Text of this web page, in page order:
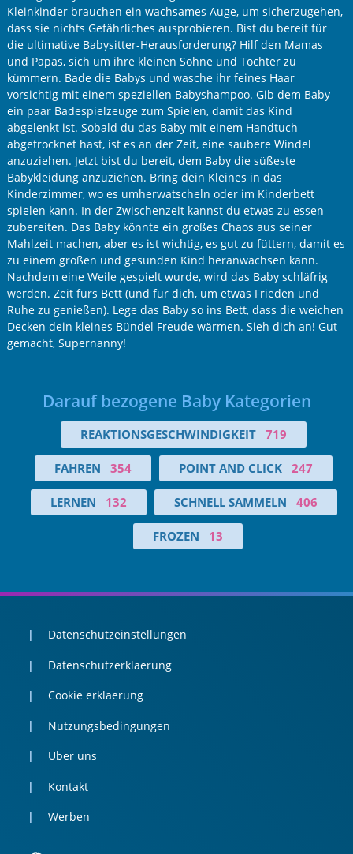
Kleinkinder brauchen ein wachsames Auge, um sicherzugehen,
dass sie nichts Gefährliches ausprobieren. Bist du bereit für
die ultimative Babysitter-Herausforderung? Hilf den Mamas
und Papas, sich um ihre kleinen Söhne und Töchter zu
kümmern. Bade die Babys und wasche ihr feines Haar
vorsichtig mit einem speziellen Babyshampoo. Gib dem Baby
ein paar Badespielzeuge zum Spielen, damit das Kind
abgelenkt ist. Sobald du das Baby mit einem Handtuch
abgetrocknet hast, ist es an der Zeit, eine saubere Windel
anzuziehen. Jetzt bist du bereit, dem Baby die süßeste
Babykleidung anzuziehen. Bring dein Kleines in das
Kinderzimmer, wo es umherwatscheln oder im Kinderbett
spielen kann. In der Zwischenzeit kannst du etwas zu essen
zubereiten. Das Baby könnte ein großes Chaos aus seiner
Mahlzeit machen, aber es ist wichtig, es gut zu füttern, damit es
zu einem großen und gesunden Kind heranwachsen kann.
Nachdem eine Weile gespielt wurde, wird das Baby schläfrig
werden. Zeit fürs Bett (und für dich, um etwas Frieden und
Ruhe zu genießen). Lege das Baby so ins Bett, dass die weichen
Decken dein kleines Bündel Freude wärmen. Sieh dich an! Gut
gemacht, Supernanny!
Darauf bezogene Baby Kategorien
REAKTIONSGESCHWINDIGKEIT 719
FAHREN 354 POINT AND CLICK 247
LERNEN 132 SCHNELL SAMMELN 406
FROZEN 13
Datenschutzeinstellungen
Datenschutzerklaerung
Cookie erklaerung
Nutzungsbedingungen
Über uns
Kontakt
Werben